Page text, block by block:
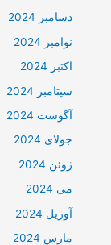
دسامبر 2024
نوامبر 2024
اکتبر 2024
سپتامبر 2024
آگوست 2024
جولای 2024
ژوئن 2024
می 2024
آوریل 2024
مارس 2024